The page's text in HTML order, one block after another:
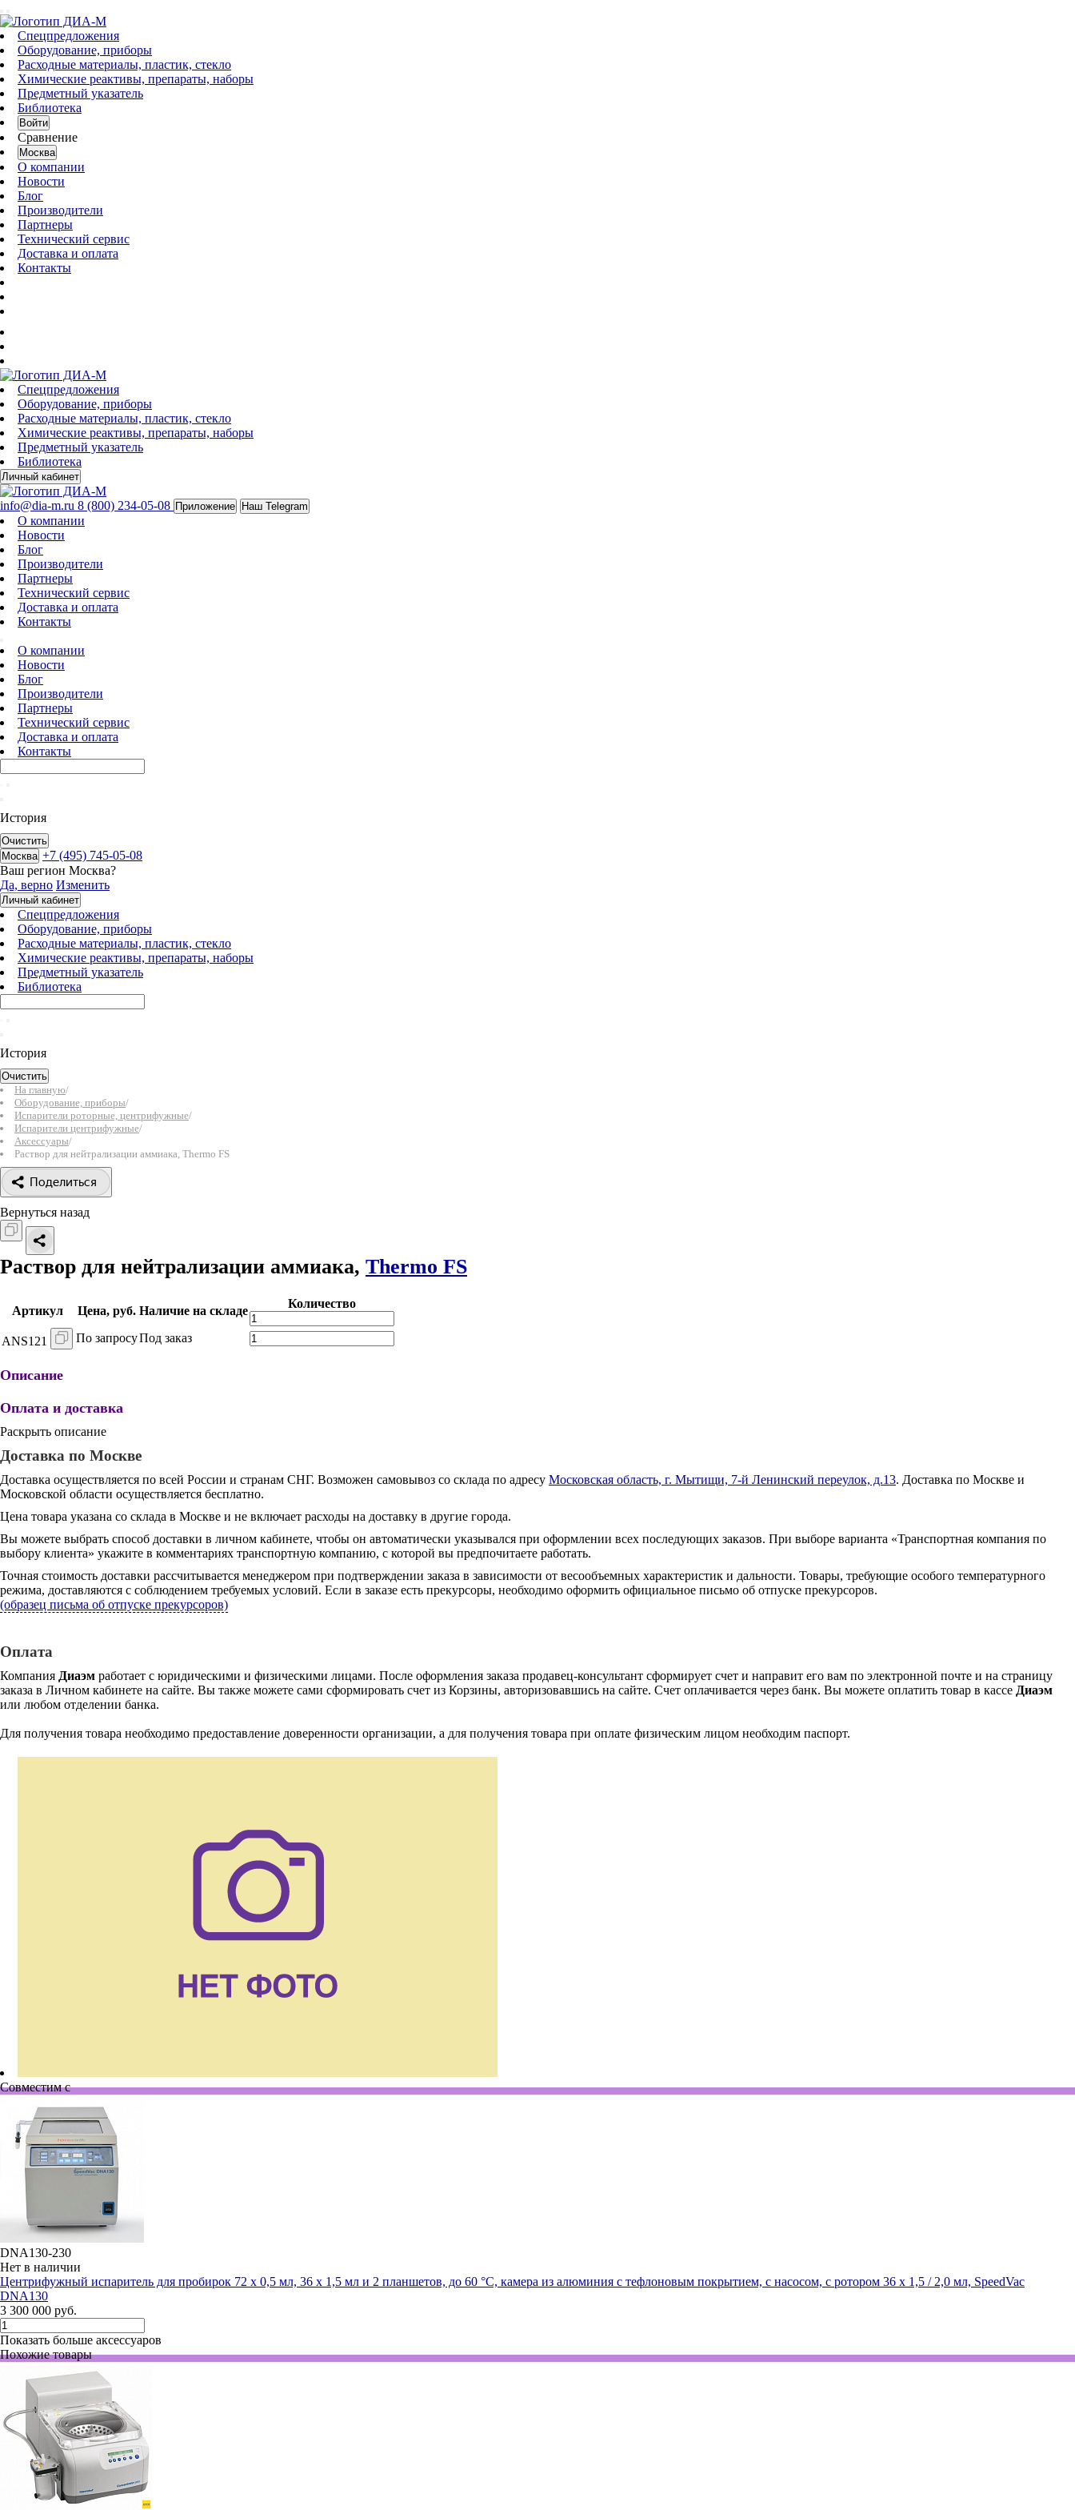
Спецпредложения
Оборудование, приборы
Расходные материалы, пластик, стекло
Химические реактивы, препараты, наборы
Предметный указатель
Библиотека
Войти
Сравнение
Москва
О компании
Новости
Блог
Производители
Партнеры
Технический сервис
Доставка и оплата
Контакты
Спецпредложения
Оборудование, приборы
Расходные материалы, пластик, стекло
Химические реактивы, препараты, наборы
Предметный указатель
Библиотека
Личный кабинет
info@dia-m.ru 8 (800) 234-05-08 Приложение Наш Telegram
О компании
Новости
Блог
Производители
Партнеры
Технический сервис
Доставка и оплата
Контакты
О компании
Новости
Блог
Производители
Партнеры
Технический сервис
Доставка и оплата
Контакты
История
Очистить
Москва +7 (495) 745-05-08
Ваш регион Москва?
Да, верно Изменить
Личный кабинет
Спецпредложения
Оборудование, приборы
Расходные материалы, пластик, стекло
Химические реактивы, препараты, наборы
Предметный указатель
Библиотека
История
Очистить
На главную/
Оборудование, приборы/
Испарители роторные, центрифужные/
Испарители центрифужные/
Аксессуары/
Раствор для нейтрализации аммиака, Thermo FS
Поделиться
Вернуться назад
Раствор для нейтрализации аммиака, Thermo FS
Артикул Цена, руб. Наличие на складе
Количество
ANS121 По запросуПод заказ
Описание
Оплата и доставка
Раскрыть описание
Доставка по Москве
Доставка осуществляется по всей России и странам СНГ. Возможен самовывоз со склада по адресу Московская область, г. Мытищи, 7-й Ленинский переулок, д.13. Доставка по Москве и
Московской области осуществляется бесплатно.
Цена товара указана со склада в Москве и не включает расходы на доставку в другие города.
Вы можете выбрать способ доставки в личном кабинете, чтобы он автоматически указывался при оформлении всех последующих заказов. При выборе варианта «Транспортная компания по
выбору клиента» укажите в комментариях транспортную компанию, с которой вы предпочитаете работать.
Точная стоимость доставки рассчитывается менеджером при подтверждении заказа в зависимости от весообъемных характеристик и дальности. Товары, требующие особого температурного
режима, доставляются с соблюдением требуемых условий. Если в заказе есть прекурсоры, необходимо оформить официальное письмо об отпуске прекурсоров.
(образец письма об отпуске прекурсоров)
Оплата
Компания Диаэм работает с юридическими и физическими лицами. После оформления заказа продавец-консультант сформирует счет и направит его вам по электронной почте и на страницу
заказа в Личном кабинете на сайте. Вы также можете сами сформировать счет из Корзины, авторизовавшись на сайте. Счет оплачивается через банк. Вы можете оплатить товар в кассе Диаэм
или любом отделении банка.
Для получения товара необходимо предоставление доверенности организации, а для получения товара при оплате физическим лицом необходим паспорт.
Совместим с
DNA130-230
Нет в наличии
Центрифужный испаритель для пробирок 72 х 0,5 мл, 36 х 1,5 мл и 2 планшетов, до 60 °C, камера из алюминия с тефлоновым покрытием, с насосом, с ротором 36 х 1,5 / 2,0 мл, SpeedVac
DNA130
3 300 000 руб.
Показать больше аксессуаров
Похожие товары